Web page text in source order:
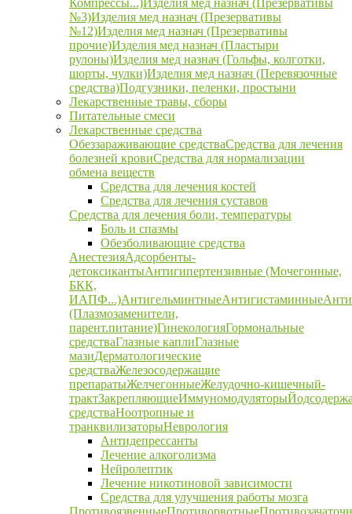
Компрессы...)Изделия мед назнач (Презервативы
№3)Изделия мед назнач (Презервативы
№12)Изделия мед назнач (Презервативы
прочие)Изделия мед назнач (Пластыри
рулоны)Изделия мед назнач (Гольфы, колготки,
шорты, чулки)Изделия мед назнач (Перевязочные
средства)Подгузники, пеленки, простыни
Лекарственные травы, сборы
Питательные смеси
Лекарственные средства
Обеззараживающие средстваСредства для лечения
болезней кровиСредства для нормализации
обмена веществ
Средства для лечения костей
Средства для лечения суставов
Средства для лечения боли, температуры
Боль и спазмы
Обезболивающие средства
АнестезияАдсорбенты-
детоксикантыАнтигипертензивные (Мочегонные,
БКК,
ИАПФ...)АнтигельминтныеАнтигистаминные
(Плазмозаменители,
парент.питание)ГинекологияГормональные
средстваГлазные каплиГлазные
мазиДерматологические
средстваЖелезосодержащие
препаратыЖелчегонныеЖелудочно-кишечный-
трактЗакрепляющиеИммуномодуляторы
средстваНоотропные и
транквилизаторыНеврология
Антидепрессанты
Лечение алкоголизма
Нейролептик
Лечение никотиновой зависимости
Средства для улучшения работы мозга